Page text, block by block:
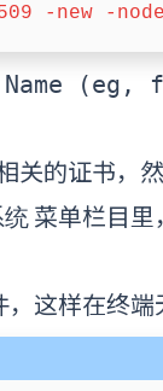
-new -
Name
关的证书，
统 菜单栏目
，这样在终